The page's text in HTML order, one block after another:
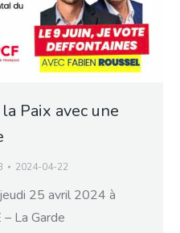
Paix avec une
2024-04-22
25 avril 2024 à
La Garde